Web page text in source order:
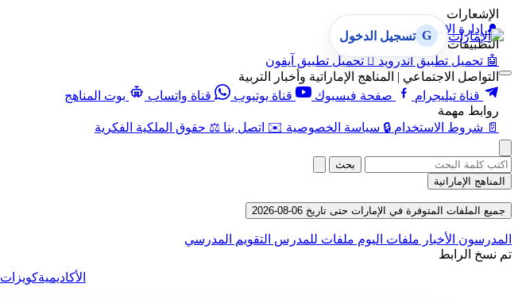
الإشعارات
🔔 إدارة الإشعارات
التطبيقات
🤖 تحميل تطبيق أندرويد  تحميل تطبيق آيفون
التواصل الاجتماعي | المناهج الإماراتية وأخبار التربية
قناة تيليجرام
صفحة فيسبوك قناة يوتيوب قناة واتساب
بوت المناهج
روابط مهمة
📄 شروط الاستخدام 🔒 سياسة الخصوصية ✉️ اتصل بنا ⚖️ حقوق الملكية الفكرية
G تسجيل الدخول
بحث
المناهج الإماراتية
جميع الملفات المتوفرة في الإمارات حتى تاريخ 06-08-2026
المدرسون الأخبار ملفات اليوم ملفات للمدرس التقويم المدرسي
تم نسخ الرابط
الأكاديميةكويزات